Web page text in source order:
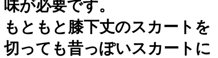
味が必要です。
もともと膝下丈のスカートを
切っても昔っぽいスカートに